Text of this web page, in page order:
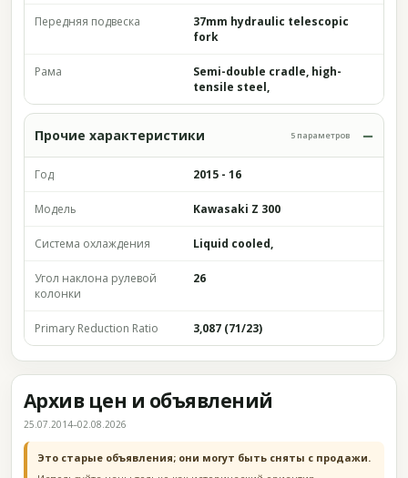
Передняя подвеска
37mm hydraulic telescopic
fork
Рама
Semi-double cradle, high-
tensile steel,
Прочие характеристики 5 параметров
Год 2015 - 16
Модель Kawasaki Z 300
Система охлаждения Liquid cooled,
Угол наклона рулевой
колонки
26
Primary Reduction Ratio 3,087 (71/23)
Архив цен и объявлений
25.07.2014–02.08.2026
Это старые объявления; они могут быть сняты с продажи.